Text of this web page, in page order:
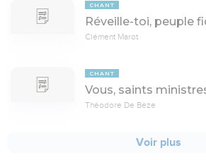
CHANT
Réveille-toi, peuple
Clément Marot
CHANT
Vous, saints
Théodore De Bèze
Voir plus